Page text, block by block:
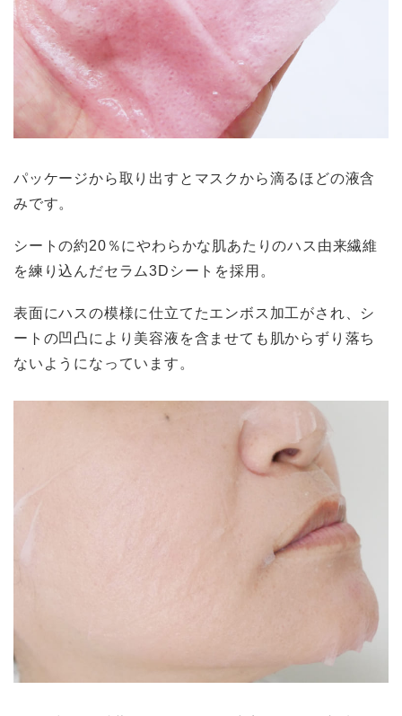
パッケージから取り出すとマスクから滴るほどの液含
みです。
シートの約20％にやわらかな肌あたりのハス由来繊維
を練り込んだセラム3Dシートを採用。
表面にハスの模様に仕立てたエンボス加工がされ、シ
ートの凹凸により美容液を含ませても肌からずり落ち
ないようになっています。